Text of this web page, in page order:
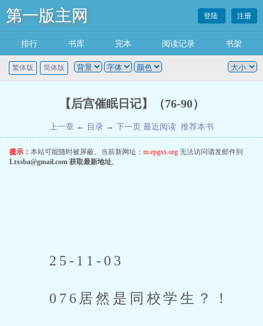
第一版主网 登陆 注册
排行 书库 完本 阅读记录 书架
繁体版 简体版
【后宫催眠日记】（76-90）
上一章 ← 目录 → 下一页 最近阅读 推荐本书
提示： 本站可能随时被屏蔽。当前新网址： m.epgxs.org 无法访问请发邮件到
Ltxsba@gmail.com 获取最新地址。
25-11-03
076居然是同校学生？！